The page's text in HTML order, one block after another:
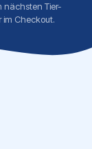
nächsten Tier-
Checkout.